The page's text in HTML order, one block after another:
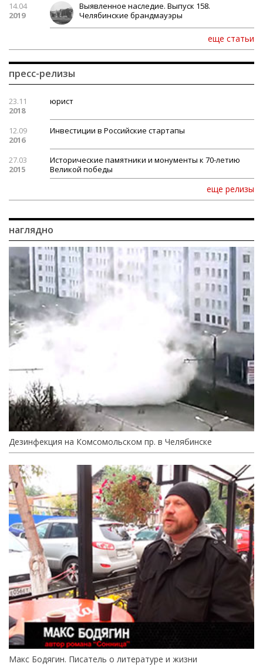
14.04
2019
Выявленное наследие. Выпуск 158.
Челябинские брандмауэры
еще статьи
пресс-релизы
23.11
2018
юрист
12.09
2016
Инвестиции в Российские стартапы
27.03
2015
Исторические памятники и монументы к 70-летию
Великой победы
еще релизы
наглядно
Дезинфекция на Комсомольском пр. в Челябинске
Макс Бодягин. Писатель о литературе и жизни